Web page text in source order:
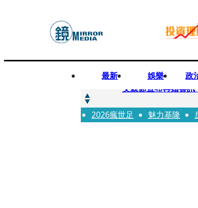
最新 娛樂 政
快訊
父親節宣布再婚喜
快訊
改姓斷開阿湯哥！
2026瘋世足 魅力基隆